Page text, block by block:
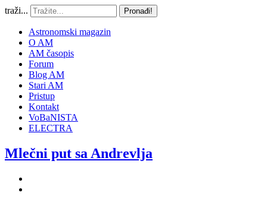
traži... Pronađi!
Astronomski magazin
O AM
AM časopis
Forum
Blog AM
Stari AM
Pristup
Kontakt
VoBaNISTA
ELECTRA
Mlečni put sa Andrevlja